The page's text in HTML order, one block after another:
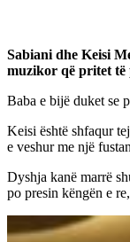
Sabiani dhe Keisi
muzikor që pritet të
Baba e bijë duket se
Keisi është shfaqur
e veshur me një
Dyshja kanë marrë
po presin këngën e